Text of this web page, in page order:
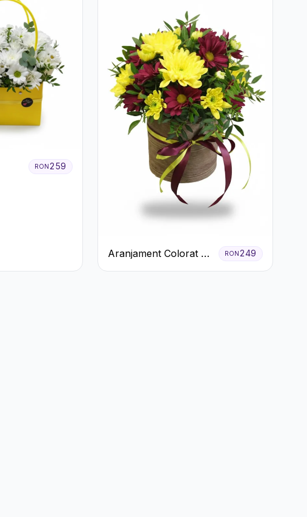
RON259
Aranjament Colorat cu
Crizanteme în Cutie
RON249